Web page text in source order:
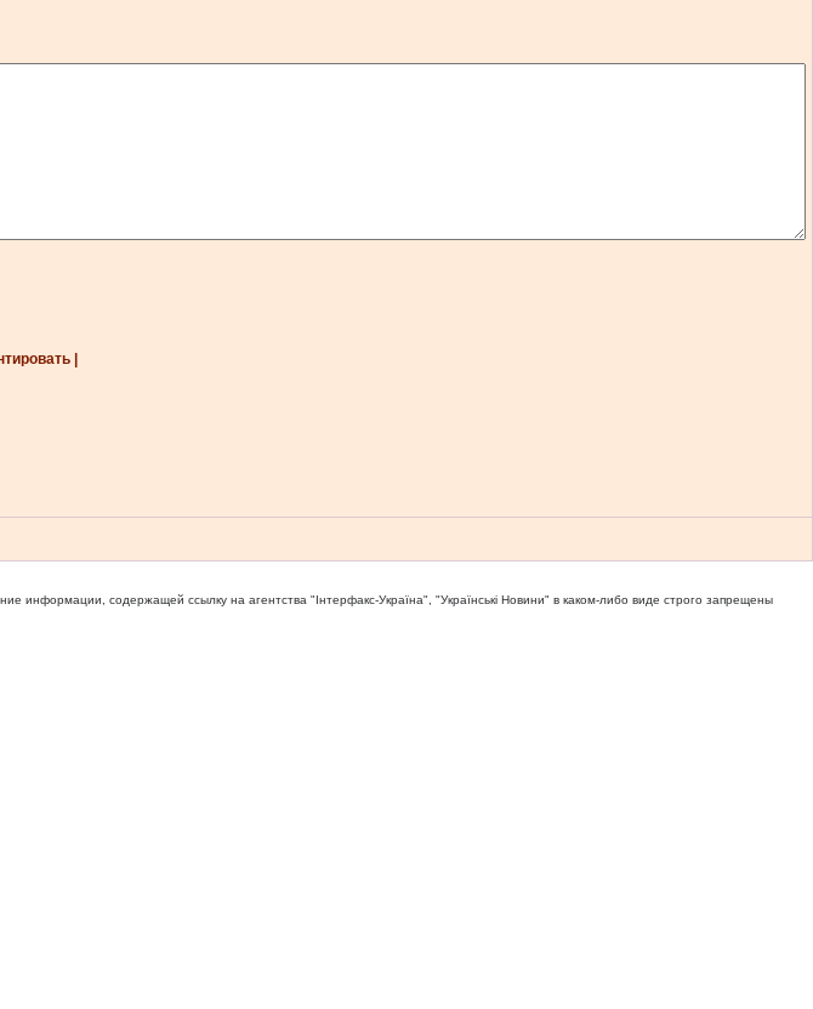
|
информации, содержащей ссылку на агентства "Iнтерфакс-Україна", "Українськi Новини" в каком-либо виде строго запрещены